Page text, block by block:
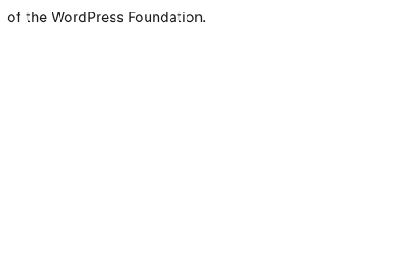
of the WordPress Foundation.